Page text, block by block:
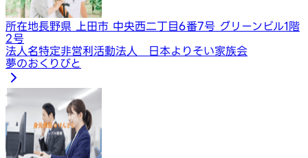
所在地長野県 上田市 中央西二丁目6番7号 グリーンビル1階
2号
法人名特定非営利活動法人 日本よりそい家族会
夢のおくりびと